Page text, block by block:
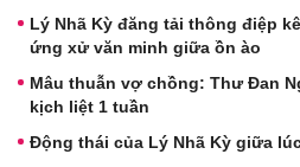
Lý Nhã Kỳ đăng tải thông điệp
ứng xử văn minh giữa ồn ào
Mâu thuẫn vợ chồng: Thư Đan
kịch liệt 1 tuần
Động thái của Lý Nhã Kỳ giữa